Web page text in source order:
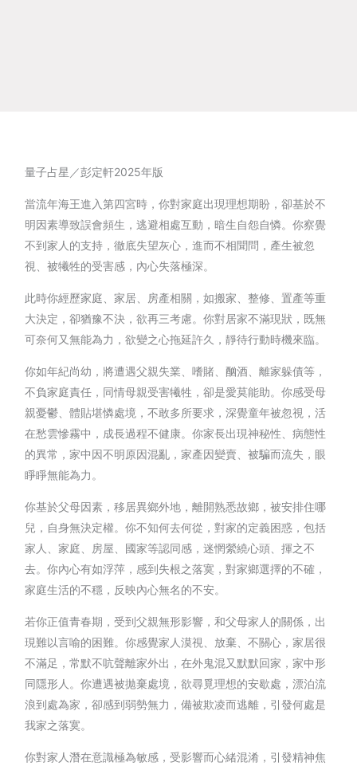
量子占星／彭定軒2025年版
當流年海王進入第四宮時，你對家庭出現理想期盼，卻基於不
明因素導致誤會頻生，逃避相處互動，暗生自怨自憐。你察覺
不到家人的支持，徹底失望灰心，進而不相聞問，產生被忽
視、被犧牲的受害感，內心失落極深。
此時你經歷家庭、家居、房產相關，如搬家、整修、置產等重
大決定，卻猶豫不決，欲再三考慮。你對居家不滿現狀，既無
可奈何又無能為力，欲變之心拖延許久，靜待行動時機來臨。
你如年紀尚幼，將遭遇父親失業、嗜賭、酗酒、離家躲債等，
不負家庭責任，同情母親受害犧牲，卻是愛莫能助。你感受母
親憂鬱、體貼堪憐處境，不敢多所要求，深覺童年被忽視，活
在愁雲慘霧中，成長過程不健康。你家長出現神秘性、病態性
的異常，家中因不明原因混亂，家產因變賣、被騙而流失，眼
睜睜無能為力。
你基於父母因素，移居異鄉外地，離開熟悉故鄉，被安排住哪
兒，自身無決定權。你不知何去何從，對家的定義困惑，包括
家人、家庭、房屋、國家等認同感，迷惘縈繞心頭、揮之不
去。你內心有如浮萍，感到失根之落寞，對家鄉選擇的不確，
家庭生活的不穩，反映內心無名的不安。
若你正值青春期，受到父親無形影響，和父母家人的關係，出
現難以言喻的困難。你感覺家人漠視、放棄、不關心，家居很
不滿足，常默不吭聲離家外出，在外鬼混又默默回家，家中形
同隱形人。你遭遇被拋棄處境，欲尋覓理想的安歇處，漂泊流
浪到處為家，卻感到弱勢無力，備被欺凌而逃離，引發何處是
我家之落寞。
你對家人潛在意識極為敏感，受影響而心緒混淆，引發精神焦